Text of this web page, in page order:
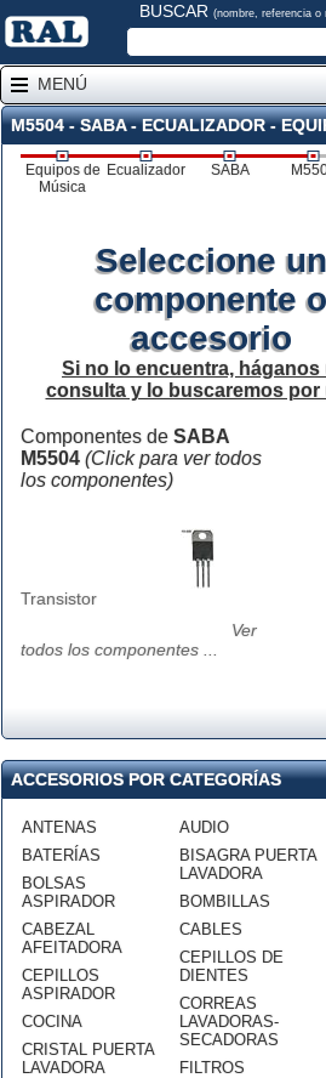
BUSCAR (nombre, referencia o
MENÚ
M5504 - SABA - ECUALIZADOR -
Equipos de
Música
Ecualizador SABA
Seleccione un
componente o
accesorio
Si no lo encuentra, háganos
consulta y lo buscaremos por
Componentes de SABA
M5504 (Click para ver todos
los componentes)
Transistor
Ver
todos los componentes ...
ACCESORIOS POR CATEGORÍAS
ANTENAS
BATERÍAS
BOLSAS
ASPIRADOR
CABEZAL
AFEITADORA
CEPILLOS
ASPIRADOR
COCINA
CRISTAL PUERTA
LAVADORA
AUDIO
BISAGRA PUERTA
LAVADORA
BOMBILLAS
CABLES
CEPILLOS DE
DIENTES
CORREAS
LAVADORAS-
SECADORAS
FILTROS